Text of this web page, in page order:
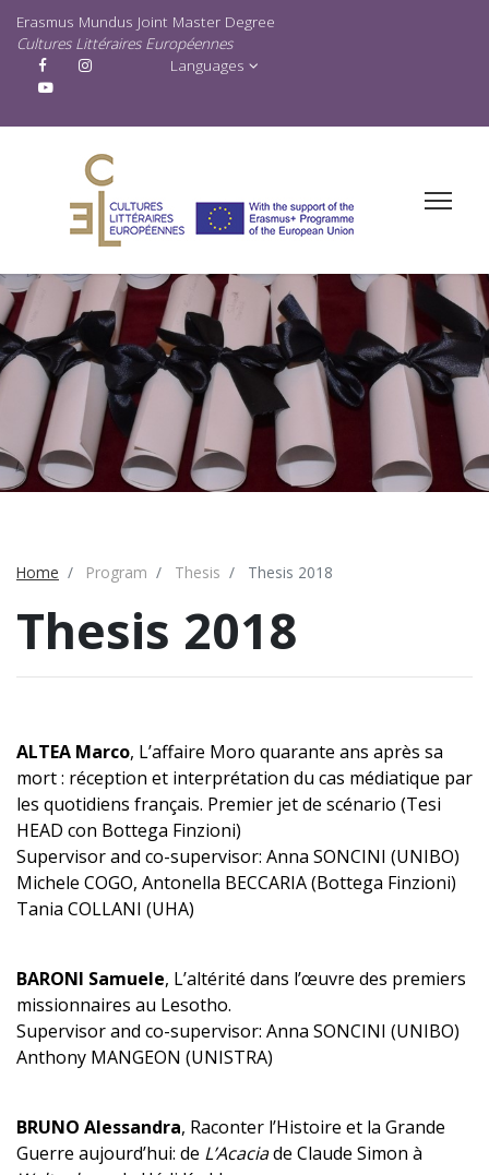
Erasmus Mundus Joint Master Degree
Cultures Littéraires Européennes
Languages
Home Program Thesis Thesis 2018
Thesis 2018
ALTEA Marco, L’affaire Moro quarante ans après sa
mort : réception et interprétation du cas médiatique par
les quotidiens français. Premier jet de scénario (Tesi
HEAD con Bottega Finzioni)
Supervisor and co-supervisor: Anna SONCINI (UNIBO)
Michele COGO, Antonella BECCARIA (Bottega Finzioni)
Tania COLLANI (UHA)
BARONI Samuele, L’altérité dans l’œuvre des premiers
missionnaires au Lesotho.
Supervisor and co-supervisor: Anna SONCINI (UNIBO)
Anthony MANGEON (UNISTRA)
BRUNO Alessandra, Raconter l’Histoire et la Grande
Guerre aujourd’hui: de L’Acaciade Claude Simon à